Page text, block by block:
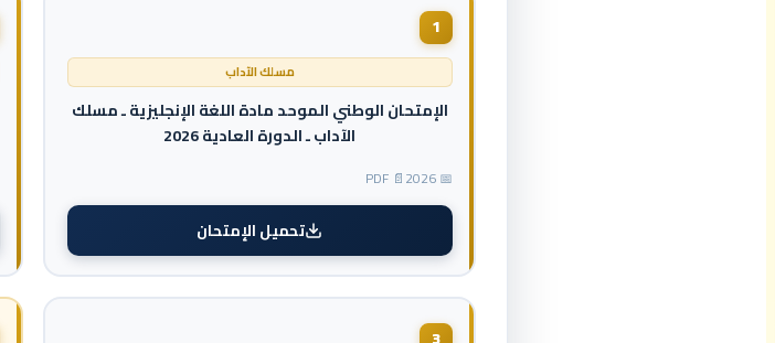
1
مسلك الآداب
الإمتحان الوطني الموحد مادة اللغة الإنجليزية ـ مسلك
الآداب ـ الدورة العادية 2026
📅 2026
📄 PDF
تحميل الإمتحان